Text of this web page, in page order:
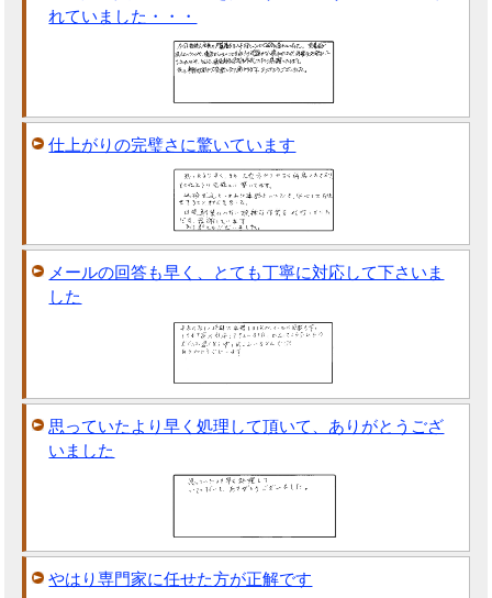
れていました・・・
仕上がりの完璧さに驚いています
メールの回答も早く、とても丁寧に対応して下さいま
した
思っていたより早く処理して頂いて、ありがとうござ
いました
やはり専門家に任せた方が正解です